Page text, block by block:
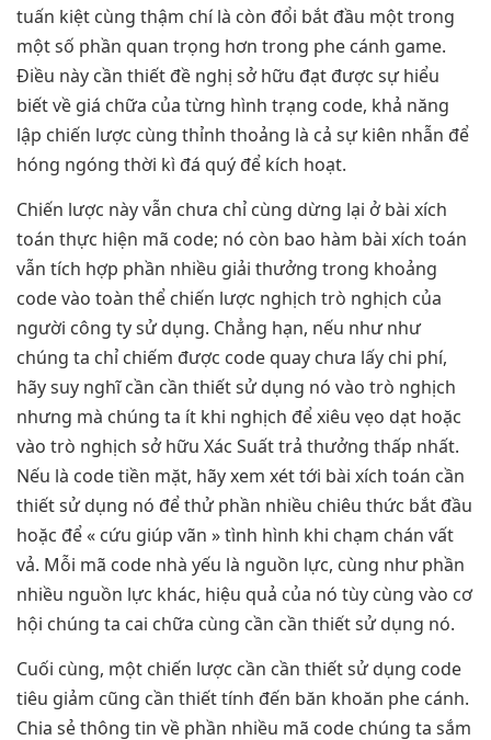
tuấn kiệt cùng thậm chí là còn đổi bắt đầu một trong
một số phần quan trọng hơn trong phe cánh game.
Điều này cần thiết đề nghị sở hữu đạt được sự hiểu
biết về giá chữa của từng hình trạng code, khả năng
lập chiến lược cùng thỉnh thoảng là cả sự kiên nhẫn để
hóng ngóng thời kì đá quý để kích hoạt.
Chiến lược này vẫn chưa chỉ cùng dừng lại ở bài xích
toán thực hiện mã code; nó còn bao hàm bài xích toán
vẫn tích hợp phần nhiều giải thưởng trong khoảng
code vào toàn thể chiến lược nghịch trò nghịch của
người công ty sử dụng. Chẳng hạn, nếu như như
chúng ta chỉ chiếm được code quay chưa lấy chi phí,
hãy suy nghĩ cần cần thiết sử dụng nó vào trò nghịch
nhưng mà chúng ta ít khi nghịch để xiêu vẹo dạt hoặc
vào trò nghịch sở hữu Xác Suất trả thưởng thấp nhất.
Nếu là code tiền mặt, hãy xem xét tới bài xích toán cần
thiết sử dụng nó để thử phần nhiều chiêu thức bắt đầu
hoặc để « cứu giúp vãn » tình hình khi chạm chán vất
vả. Mỗi mã code nhà yếu là nguồn lực, cùng như phần
nhiều nguồn lực khác, hiệu quả của nó tùy cùng vào cơ
hội chúng ta cai chữa cùng cần cần thiết sử dụng nó.
Cuối cùng, một chiến lược cần cần thiết sử dụng code
tiêu giảm cũng cần thiết tính đến băn khoăn phe cánh.
Chia sẻ thông tin về phần nhiều mã code chúng ta sắm